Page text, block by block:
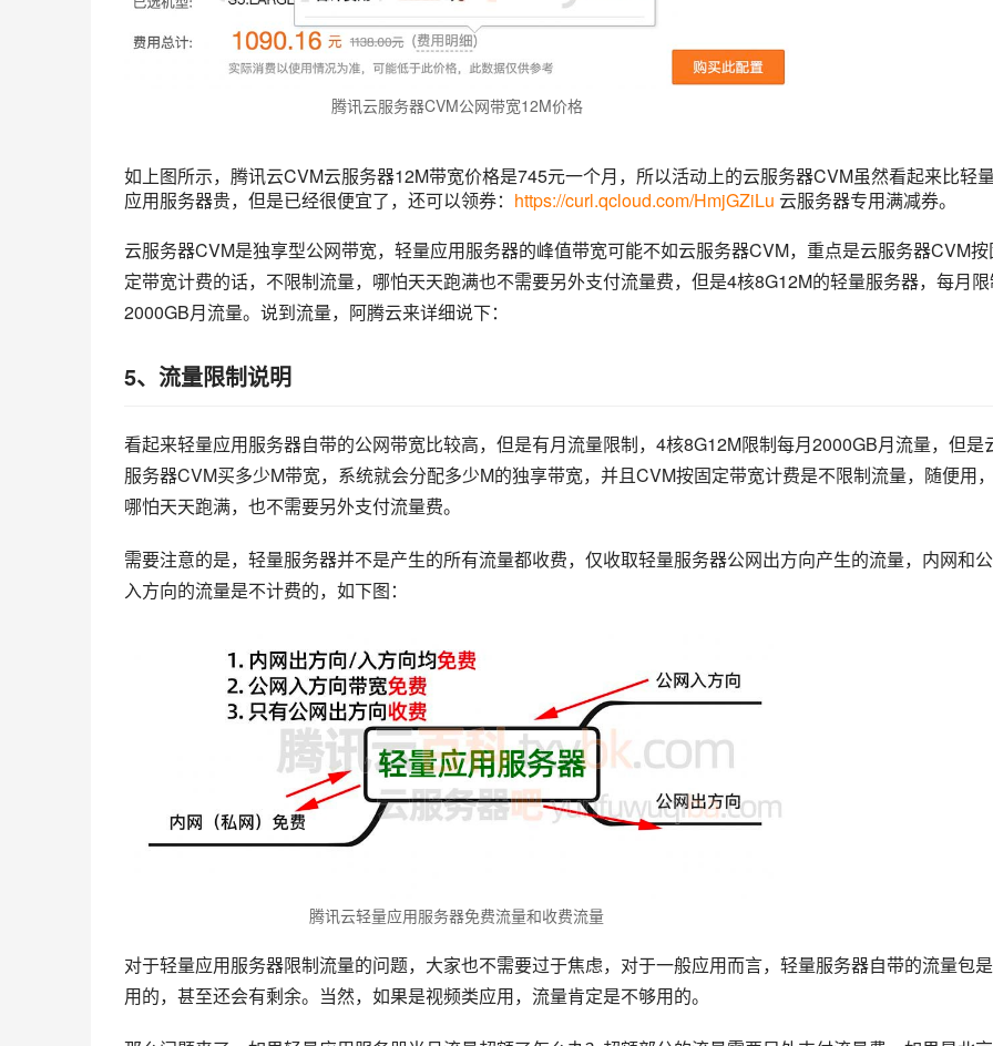
腾讯云服务器CVM公网带宽12M价格
如上图所示，腾讯云CVM云服务器12M带宽价格是745元一个月，所以活动上的云服务器CVM虽然看起来比轻
应用服务器贵，但是已经很便宜了，还可以领券： https://curl.qcloud.com/HmjGZiLu 云服务器专用满减券。
云服务器CVM是独享型公网带宽，轻量应用服务器的峰值带宽可能不如云服务器CVM，重点是云服务器CVM按
定带宽计费的话，不限制流量，哪怕天天跑满也不需要另外支付流量费，但是4核8G12M的轻量服务器，每月
2000GB月流量。说到流量，阿腾云来详细说下：
5、流量限制说明
看起来轻量应用服务器自带的公网带宽比较高，但是有月流量限制，4核8G12M限制每月2000GB月流量，但是
服务器CVM买多少M带宽，系统就会分配多少M的独享带宽，并且CVM按固定带宽计费是不限制流量，随便用
哪怕天天跑满，也不需要另外支付流量费。
需要注意的是，轻量服务器并不是产生的所有流量都收费，仅收取轻量服务器公网出方向产生的流量，内网和
入方向的流量是不计费的，如下图：
腾讯云轻量应用服务器免费流量和收费流量
对于轻量应用服务器限制流量的问题，大家也不需要过于焦虑，对于一般应用而言，轻量服务器自带的流量包
用的，甚至还会有剩余。当然，如果是视频类应用，流量肯定是不够用的。